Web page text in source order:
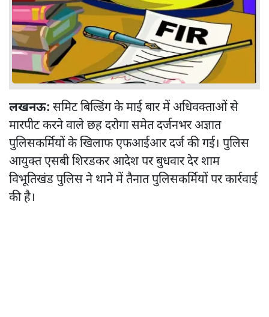
लखनऊ: समिट बिल्डिंग के माई बार में अधिवक्ताओं से
मारपीट करने वाले छह दरोगा समेत दर्जनभर अज्ञात
पुलिसकर्मियों के खिलाफ एफआईआर दर्ज की गई। पुलिस
आयुक्त एसबी शिरडकर आदेश पर बुधवार देर शाम
विभूतिखंड पुलिस ने थाने में तैनात पुलिसकर्मियों पर कार्रवाई
की है।